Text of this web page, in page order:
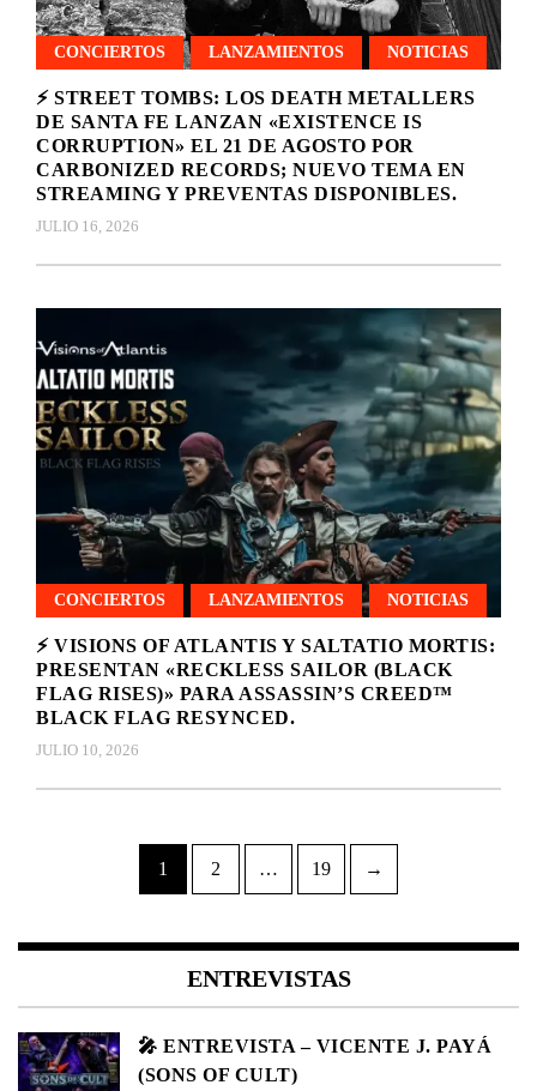
CONCIERTOS LANZAMIENTOS NOTICIAS
⚡ STREET TOMBS: LOS DEATH METALLERS
DE SANTA FE LANZAN «EXISTENCE IS
CORRUPTION» EL 21 DE AGOSTO POR
CARBONIZED RECORDS; NUEVO TEMA EN
STREAMING Y PREVENTAS DISPONIBLES.
JULIO 16, 2026
CONCIERTOS LANZAMIENTOS NOTICIAS
⚡ VISIONS OF ATLANTIS Y SALTATIO MORTIS:
PRESENTAN «RECKLESS SAILOR (BLACK
FLAG RISES)» PARA ASSASSIN’S CREED™
BLACK FLAG RESYNCED.
JULIO 10, 2026
entradas
Page
1 Page
2 … Page
19 →
ENTREVISTAS
🎤 ENTREVISTA – VICENTE J. PAYÁ
(SONS OF CULT)